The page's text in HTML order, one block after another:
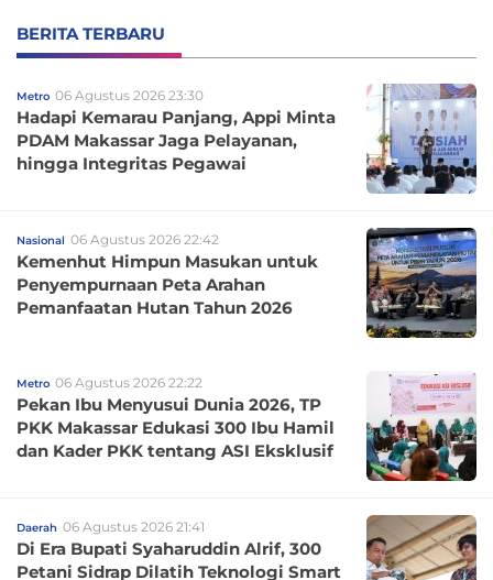
BERITA TERBARU
Metro 06 Agustus 2026 23:30
Hadapi Kemarau Panjang, Appi Minta
PDAM Makassar Jaga Pelayanan,
hingga Integritas Pegawai
Nasional 06 Agustus 2026 22:42
Kemenhut Himpun Masukan untuk
Penyempurnaan Peta Arahan
Pemanfaatan Hutan Tahun 2026
Metro 06 Agustus 2026 22:22
Pekan Ibu Menyusui Dunia 2026, TP
PKK Makassar Edukasi 300 Ibu Hamil
dan Kader PKK tentang ASI Eksklusif
Daerah 06 Agustus 2026 21:41
Di Era Bupati Syaharuddin Alrif, 300
Petani Sidrap Dilatih Teknologi Smart